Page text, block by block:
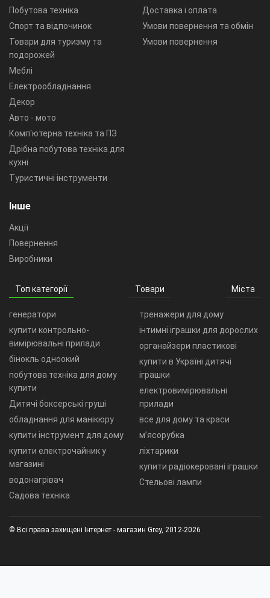
Побутова техніка
Спорт та відпочинок
Товари для туризму та
подорожей
Меблі
Електрообладнання
Декор
Авто - мото
Комп'ютерна техніка та ПЗ
Дрібна побутова техніка для
кухні
Туристичні інструменти
Доставка і оплата
Умови повернення та обмін
Умови повернення
Інше
Акції
Повернення
Виробники
Топ категорії Товари Міста
генератори
купити контрольно-
вимірювальні прилади
бінокль одноокий
побутова техніка для дому
купити
Дитячі боксерські груші
обладнання для манікюру
купити інструмент для дому
купити електрочайник у
магазині
водонагрівач
Садова техніка
тренажери для дому
інтимні іграшки для дорослих
органайзери пластикові
купити в Україні дитячі
іграшки
електровимірювальні
прилади
все для дому та краси
м’ясорубка
ліхтарики
купити радіокеровані іграшки
Стельові лампи
© Всі права захищені Інтернет - магазин Grey, 2012-2026